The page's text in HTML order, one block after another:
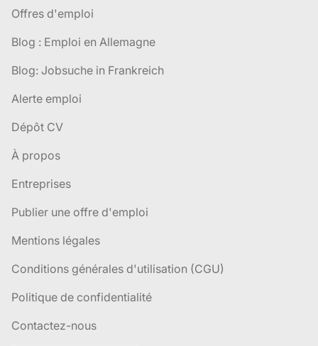
Offres d'emploi
Blog : Emploi en Allemagne
Blog: Jobsuche in Frankreich
Alerte emploi
Dépôt CV
À propos
Entreprises
Publier une offre d'emploi
Mentions légales
Conditions générales d'utilisation (CGU)
Politique de confidentialité
Contactez-nous